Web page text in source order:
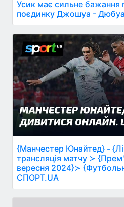
Усик має сильне бажання
поєдинку Джошуа -
{Манчестер Юнайтед} -
трансляція матчу ≻
вересня 2024}≻
СПОРТ.UA